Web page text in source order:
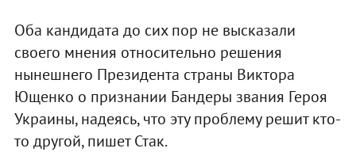
Оба кандидата до сих пор не высказали
своего мнения относительно решения
нынешнего Президента страны Виктора
Ющенко о признании Бандеры звания Героя
Украины, надеясь, что эту проблему решит кто-
то другой, пишет Стак.